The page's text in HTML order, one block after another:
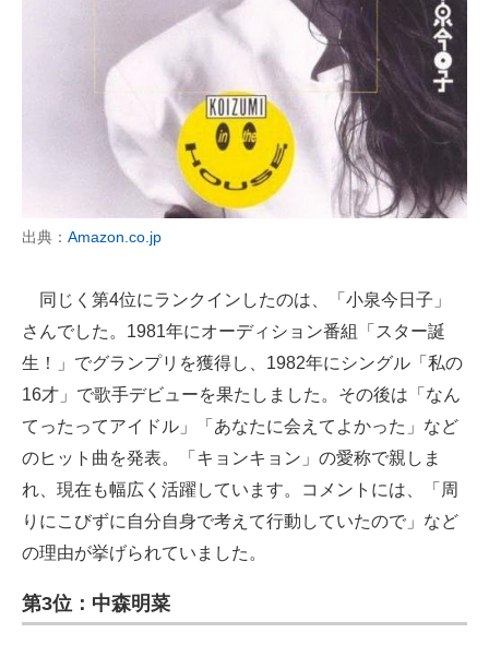
出典： Amazon.co.jp
同じく第4位にランクインしたのは、「小泉今日子」
さんでした。1981年にオーディション番組「スター誕
生！」でグランプリを獲得し、1982年にシングル「私の
16才」で歌手デビューを果たしました。その後は「なん
てったってアイドル」「あなたに会えてよかった」など
のヒット曲を発表。「キョンキョン」の愛称で親しま
れ、現在も幅広く活躍しています。コメントには、「周
りにこびずに自分自身で考えて行動していたので」など
の理由が挙げられていました。
第3位：中森明菜